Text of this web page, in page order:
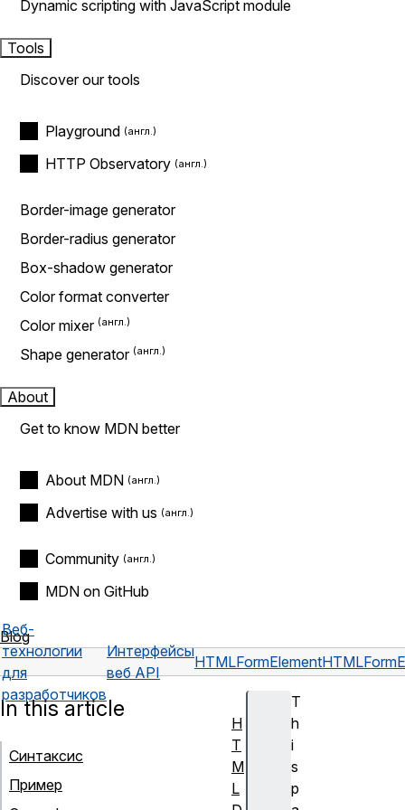
Dynamic scripting with JavaScript module
Tools
Discover our tools
Playground
HTTP Observatory
Border-image generator
Border-radius generator
Box-shadow generator
Color format converter
Color mixer
Shape generator
About
Get to know MDN better
About MDN
Advertise with us
Community
MDN on GitHub
Blog
Веб-
технологии
для
разработчиков
Интерфейсы
веб API
HTMLFormElement
T
h
i
s
p
In this article
Синтаксис
Пример
H
T
M
L